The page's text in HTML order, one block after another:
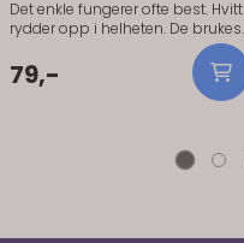
Det enkle fungerer ofte best. Hvitt
rydder opp i helheten. De brukes
når du vil ha et rent og oversiktlig
bord. Holder seg pene gjennom
middagen og er enkle å brette.
eller pynt som skal synes.
79,-